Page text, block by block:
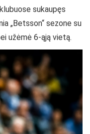
sukaupęs
„Betsson“ sezone su
užėmė 6-ąją vietą.